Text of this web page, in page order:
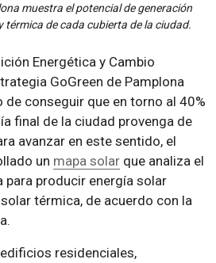
muestra el potencial de generación
de cada cubierta de la ciudad.
Energética y Cambio
GoGreen de Pamplona
conseguir que en torno al 40%
final de la ciudad provenga de
avanzar en este sentido, el
un mapa solarque analiza el
para producir energía solar
térmica, de acuerdo con la
residenciales,